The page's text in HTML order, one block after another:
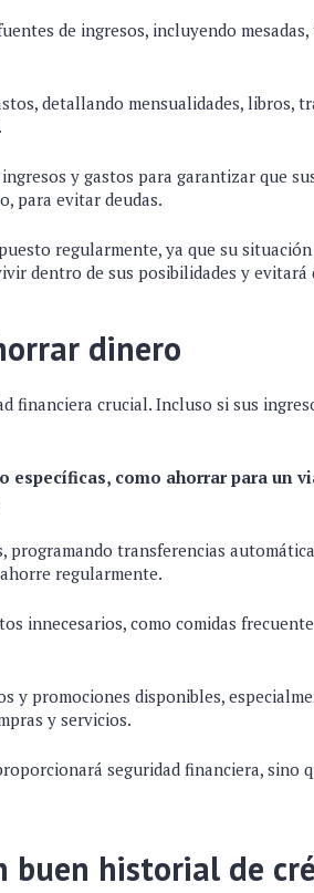
de ingresos, incluyendo
detallando mensualidades, libros,
y gastos para garantizar que
para evitar deudas.
regularmente, ya que su
dentro de sus posibilidades y evitará
dinero
financiera crucial. Incluso si sus
específicas, como ahorrar para un
transferencias
regularmente.
innecesarios, como comidas
y promociones disponibles,
y servicios.
seguridad financiera, sino
buen historial de